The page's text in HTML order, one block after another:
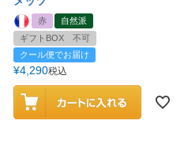
赤
自然派
ギフトBOX 不可
クール便でお届け
¥4,290税込